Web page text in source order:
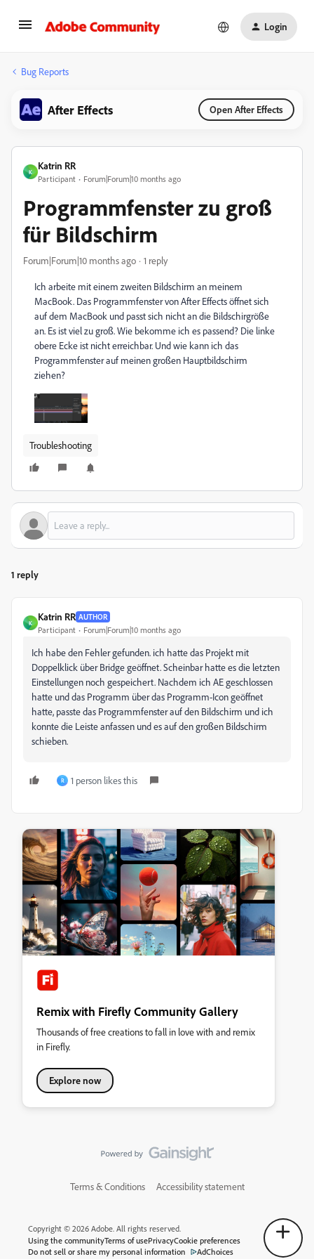
Login
Bug Reports
After Effects Open After Effects
K
Katrin RR
Participant Forum|Forum|10 months ago
Programmfenster zu groß
für Bildschirm
Forum|Forum|10 months ago 1 reply
Ich arbeite mit einem zweiten Bildschirm an meinem
MacBook. Das Programmfenster von After Effects öffnet sich
auf dem MacBook und passt sich nicht an die Bildschirgröße
an. Es ist viel zu groß. Wie bekomme ich es passend? Die linke
obere Ecke ist nicht erreichbar. Und wie kann ich das
Programmfenster auf meinen großen Hauptbildschirm
ziehen?
Troubleshooting
1 reply
K
Katrin RR AUTHOR
Participant Forum|Forum|10 months ago
Ich habe den Fehler gefunden. ich hatte das Projekt mit
Doppelklick über Bridge geöffnet. Scheinbar hatte es die letzten
Einstellungen noch gespeichert. Nachdem ich AE geschlossen
hatte und das Programm über das Programm-Icon geöffnet
hatte, passte das Programmfenster auf den Bildschirm und ich
konnte die Leiste anfassen und es auf den großen Bildschirm
schieben.
R 1 person likes this
Remix with Firefly Community Gallery
Thousands of free creations to fall in love with and remix
in Firefly.
Explore now
Terms & Conditions Accessibility statement
Copyright © 2026 Adobe. All rights reserved.
Using the communityTerms of usePrivacyCookie preferences
Do not sell or share my personal information
AdChoices